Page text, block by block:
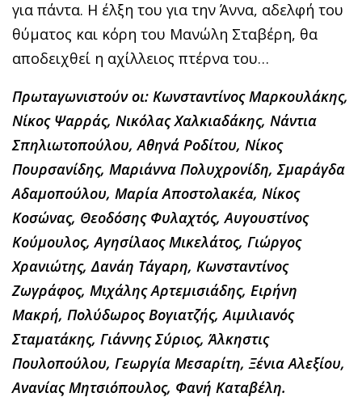
για πάντα. Η έλξη του για την Άννα, αδελφή του
θύματος και κόρη του Μανώλη Σταβέρη, θα
αποδειχθεί η αχίλλειος πτέρνα του…
Πρωταγωνιστούν οι: Κωνσταντίνος Μαρκουλάκης,
Νίκος Ψαρράς, Νικόλας Χαλκιαδάκης, Νάντια
Σπηλιωτοπούλου, Αθηνά Ροδίτου, Νίκος
Πουρσανίδης, Μαριάννα Πολυχρονίδη, Σμαράγδα
Αδαμοπούλου, Μαρία Αποστολακέα, Νίκος
Κοσώνας, Θεοδόσης Φυλαχτός, Αυγουστίνος
Κούμουλος, Αγησίλαος Μικελάτος, Γιώργος
Χρανιώτης, Δανάη Τάγαρη, Κωνσταντίνος
Ζωγράφος, Μιχάλης Αρτεμισιάδης, Ειρήνη
Μακρή, Πολύδωρος Βογιατζής, Αιμιλιανός
Σταματάκης, Γιάννης Σύριος, Άλκηστις
Πουλοπούλου, Γεωργία Μεσαρίτη, Ξένια Αλεξίου,
Ανανίας Μητσιόπουλος, Φανή Καταβέλη.